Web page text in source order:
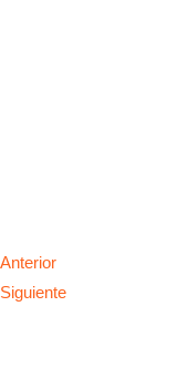
Anterior
Siguiente